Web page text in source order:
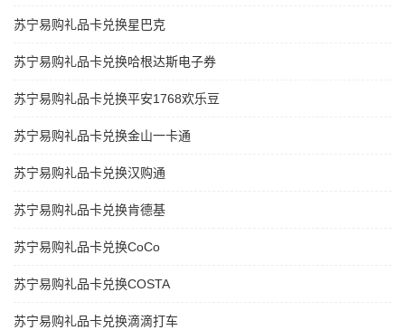
苏宁易购礼品卡兑换星巴克
苏宁易购礼品卡兑换哈根达斯电子券
苏宁易购礼品卡兑换平安1768欢乐豆
苏宁易购礼品卡兑换金山一卡通
苏宁易购礼品卡兑换汉购通
苏宁易购礼品卡兑换肯德基
苏宁易购礼品卡兑换CoCo
苏宁易购礼品卡兑换COSTA
苏宁易购礼品卡兑换滴滴打车